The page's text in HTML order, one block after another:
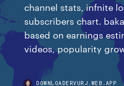
channel stats, infnite
subscribers chart.
based on earnings
videos, popularity
DOWNLOADERVURJ.WEB.APP